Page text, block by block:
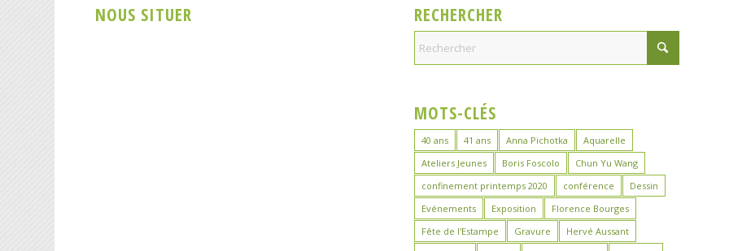
NOUS SITUER RECHERCHER
MOTS-CLÉS
40 ans 41 ans Anna Pichotka
Aquarelle
Ateliers Jeunes
Boris Foscolo
Chun Yu Wang
confinement printemps 2020
conférence
Dessin
Evénements
Exposition
Florence Bourges
Fête de l'Estampe
Gravure
Hervé Aussant